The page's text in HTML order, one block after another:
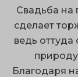
сервисом;
ухоженная
размещение
Свадьба на
сделает
ведь
Благодаря